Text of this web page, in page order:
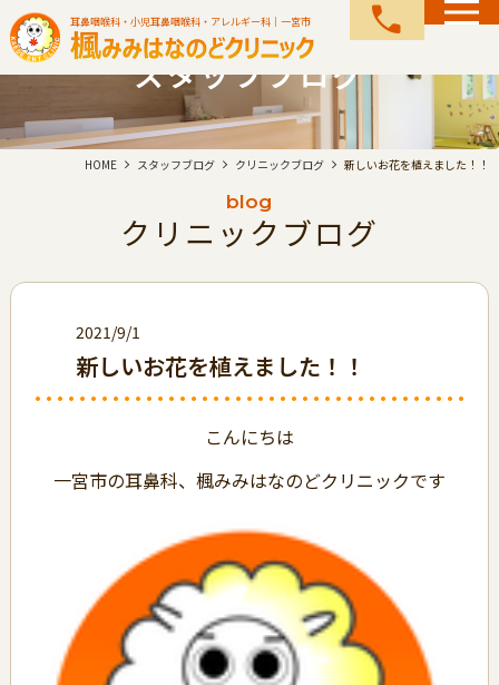
耳鼻咽喉科・小児耳鼻咽喉科・アレルギー科｜一宮市 call
スタッフブログ
HOME スタッフブログ クリニックブログ 新しいお花を植えました！！
blog
クリニックブログ
2021/9/1
新しいお花を植えました！！
こんにちは
一宮市の耳鼻科、楓みみはなのどクリニックです